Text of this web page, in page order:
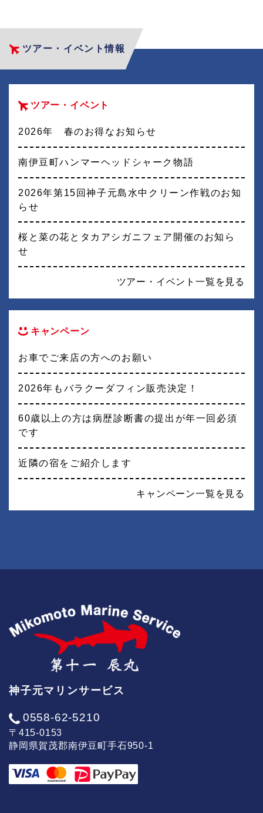
ツアー・イベント情報
ツアー・イベント
2026年 春のお得なお知らせ
南伊豆町ハンマーヘッドシャーク物語
2026年第15回神子元島水中クリーン作戦のお知
らせ
桜と菜の花とタカアシガニフェア開催のお知ら
せ
ツアー・イベント一覧を見る
キャンペーン
お車でご来店の方へのお願い
2026年もバラクーダフィン販売決定！
60歳以上の方は病歴診断書の提出が年一回必須
です
近隣の宿をご紹介します
キャンペーン一覧を見る
神子元マリンサービス
0558-62-5210
〒415-0153
静岡県賀茂郡南伊豆町手石950-1